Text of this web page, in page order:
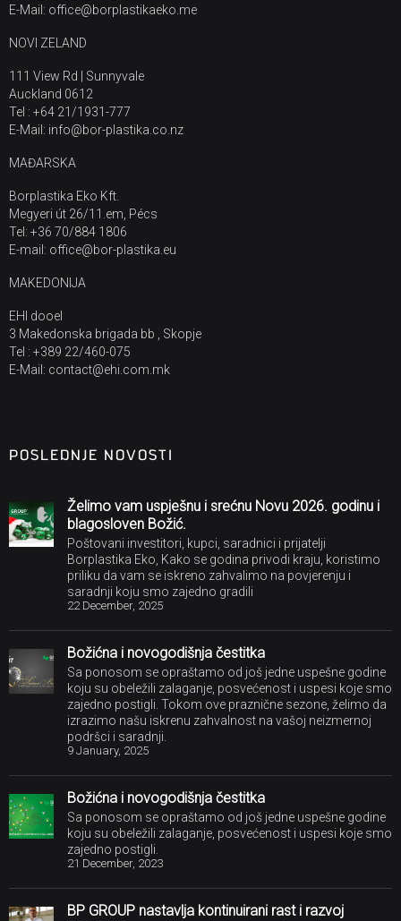
E-Mail: office@borplastikaeko.me
NOVI ZELAND
111 View Rd | Sunnyvale
Auckland 0612
Tel : +64 21/1931-777
E-Mail: info@bor-plastika.co.nz
MAĐARSKA
Borplastika Eko Kft.
Megyeri út 26/11.em, Pécs
Tel: +36 70/884 1806
E-mail: office@bor-plastika.eu
MAKEDONIJA
EHI dooel
3 Makedonska brigada bb , Skopje
Tel : +389 22/460-075
E-Mail: contact@ehi.com.mk
POSLEDNJE NOVOSTI
Želimo vam uspješnu i srećnu Novu 2026. godinu i
blagosloven Božić.
Poštovani investitori, kupci, saradnici i prijatelji
Borplastika Eko, Kako se godina privodi kraju, koristimo
priliku da vam se iskreno zahvalimo na povjerenju i
saradnji koju smo zajedno gradili
22 December, 2025
Božićna i novogodišnja čestitka
Sa ponosom se opraštamo od još jedne uspešne godine
koju su obeležili zalaganje, posvećenost i uspesi koje smo
zajedno postigli. Tokom ove praznične sezone, želimo da
izrazimo našu iskrenu zahvalnost na vašoj neizmernoj
podršci i saradnji.
9 January, 2025
Božićna i novogodišnja čestitka
Sa ponosom se opraštamo od još jedne uspešne godine
koju su obeležili zalaganje, posvećenost i uspesi koje smo
zajedno postigli.
21 December, 2023
BP GROUP nastavlja kontinuirani rast i razvoj